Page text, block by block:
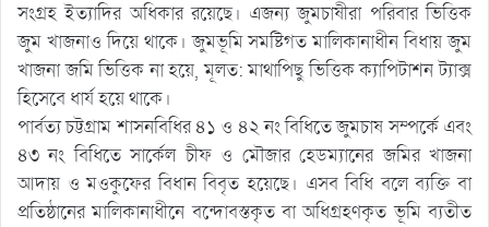
সংগ্রহ ইত্যাদির অধিকার রয়েছে। এজন্য জুমচাষীরা পরিবার ভিত্তিক
জুম খাজনাও দিয়ে থাকে। জুমভূমি সমষ্টিগত মালিকানাধীন বিধায় জুম
খাজনা জমি ভিত্তিক না হয়ে, মূলত: মাথাপিছু ভিত্তিক ক্যাপিটাশন ট্যাক্স
হিসেবে ধার্য হয়ে থাকে।
পার্বত্য চট্টগ্রাম শাসনবিধির ৪১ ও ৪২ নং বিধিতে জুমচাষ সম্পর্কে এবং
৪৩ নং বিধিতে সার্কেল চীফ ও মৌজার হেডম্যানের জমির খাজনা
আদায় ও মওকুফের বিধান বিবৃত হয়েছে। এসব বিধি বলে ব্যক্তি বা
প্রতিষ্ঠানের মালিকানাধীনে বন্দোবস্তকৃত বা অধিগ্রহণকৃত ভূমি ব্যতীত